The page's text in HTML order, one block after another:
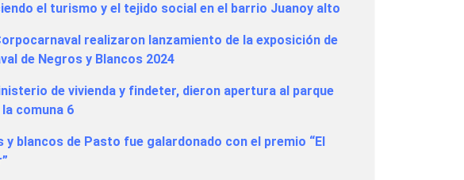
el turismo y el tejido social en el barrio Juanoy alto
realizaron lanzamiento de la exposición de
de Negros y Blancos 2024
de vivienda y findeter, dieron apertura al parque
comuna 6
y blancos de Pasto fue galardonado con el premio “El